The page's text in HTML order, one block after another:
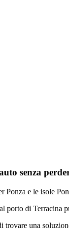
senza
e le isole
di Terracina
trovare una